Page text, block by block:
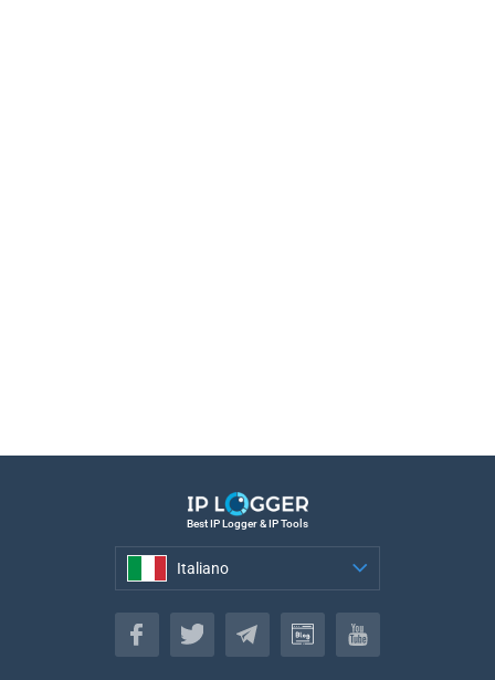
Best IP Logger & IP Tools
Italiano
Italiano